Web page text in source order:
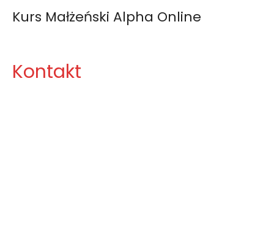
Kurs Małżeński Alpha Online
Kontakt